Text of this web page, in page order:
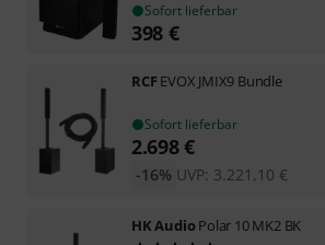
Sofort lieferbar
398 €
RCFEVOX JMIX9 Bundle
Sofort lieferbar
2.698€
UVP: 3.221,10 €
-16%
HK AudioPolar 10 MK2 BK